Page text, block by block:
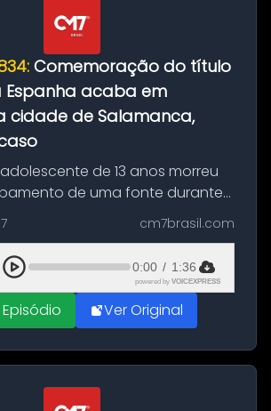
Comemoração do título
Espanha acaba em
cidade de Salamanca,
de 13 anos morreu
de uma fonte durante
pelo título da Copa do
pela Espanha, em
na província de Salamanca,
cm7brasil.com
0:00 / 1:36
powered by VOICEXPRESS
Ver Original